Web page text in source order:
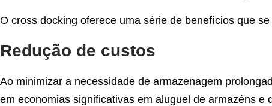
O cross docking oferece uma série de benefícios que
Redução de custos
Ao minimizar a necessidade de armazenagem
em economias significativas em aluguel de armazéns e